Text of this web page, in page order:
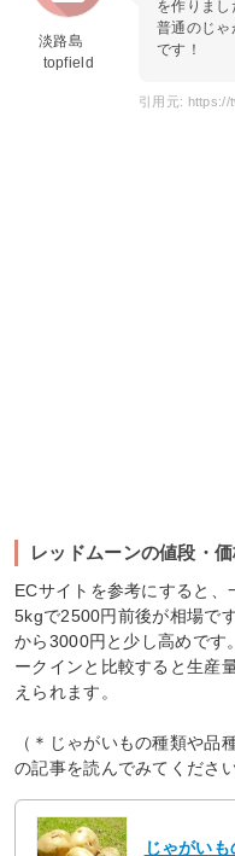
淡路島
topfield
を作りまし
普通のじゃ
です！
レッドムーンの値段・
ECサイトを参考にすると
5kgで2500円前後が相場で
から3000円と少し高めです
ークインと比較すると生産
えられます。
（＊じゃがいもの種類や品
の記事を読んでみてください
じゃがい